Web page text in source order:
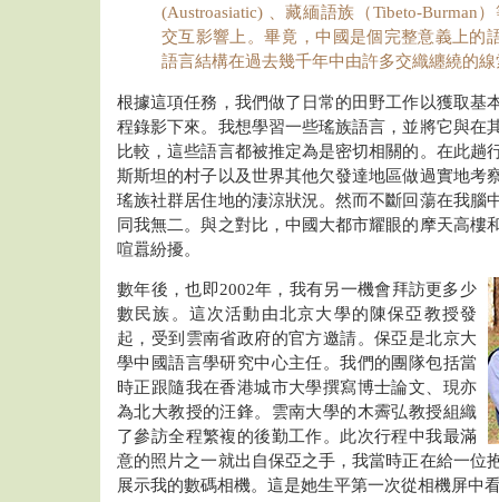
(Austroasiatic) 、藏緬語族（Tibeto-Burman
交互影響上。畢竟，中國是個完整意義上的
語言結構在過去幾千年中由許多交織纏繞的
根據這項任務，我們做了日常的田野工作以獲取基
程錄影下來。我想學習一些瑤族語言，並將它與在
比較，這些語言都被推定為是密切相關的。在此趟
斯斯坦的村子以及世界其他欠發達地區做過實地考
瑤族社群居住地的淒涼狀況。然而不斷回蕩在我腦
同我無二。與之對比，中國大都市耀眼的摩天高樓
喧囂紛擾。
數年後，也即2002年，我有另一機會拜訪更多少
數民族。這次活動由北京大學的陳保亞教授發
起，受到雲南省政府的官方邀請。保亞是北京大
學中國語言學研究中心主任。我們的團隊包括當
時正跟隨我在香港城市大學撰寫博士論文、現亦
為北大教授的汪鋒。雲南大學的木霽弘教授組織
了參訪全程繁複的後勤工作。此次行程中我最滿
意的照片之一就出自保亞之手，我當時正在給一位
展示我的數碼相機。這是她生平第一次從相機屏中